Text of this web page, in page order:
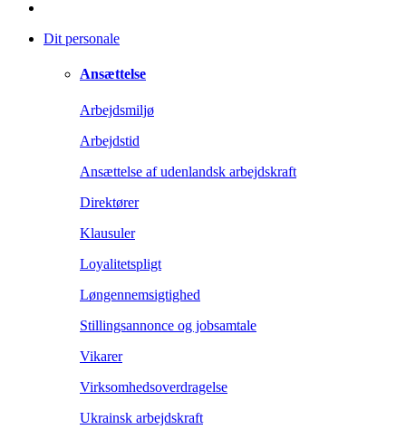
Dit personale
Ansættelse
Arbejdsmiljø
Arbejdstid
Ansættelse af udenlandsk arbejdskraft
Direktører
Klausuler
Loyalitetspligt
Løngennemsigtighed
Stillingsannonce og jobsamtale
Vikarer
Virksomhedsoverdragelse
Ukrainsk arbejdskraft